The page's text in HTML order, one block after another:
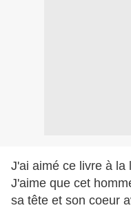
J'ai aimé ce livre à la
J'aime que cet
sa tête et son coeur